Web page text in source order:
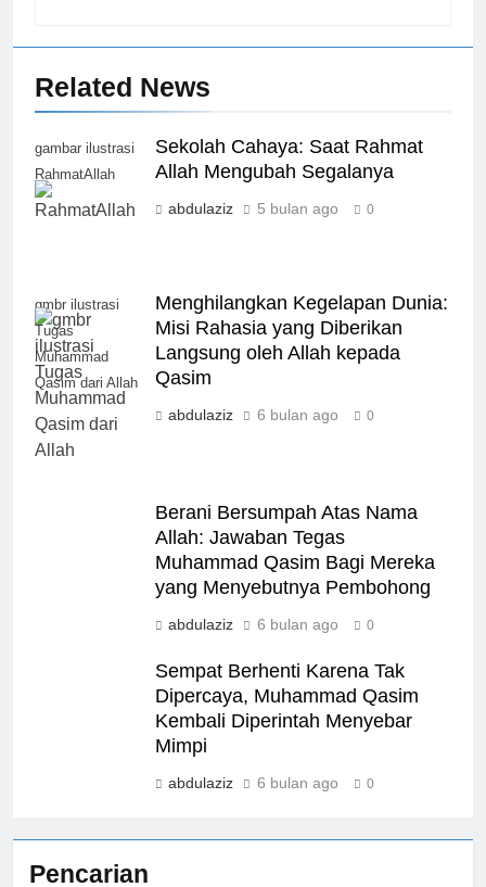
Related News
gambar ilustrasi
RahmatAllah
Sekolah Cahaya: Saat Rahmat
Allah Mengubah Segalanya
abdulaziz 5 bulan ago 0
gmbr ilustrasi
Tugas
Muhammad
Qasim dari Allah
Menghilangkan Kegelapan Dunia:
Misi Rahasia yang Diberikan
Langsung oleh Allah kepada
Qasim
abdulaziz 6 bulan ago 0
Berani Bersumpah Atas Nama
Allah: Jawaban Tegas
Muhammad Qasim Bagi Mereka
yang Menyebutnya Pembohong
abdulaziz 6 bulan ago 0
Sempat Berhenti Karena Tak
Dipercaya, Muhammad Qasim
Kembali Diperintah Menyebar
Mimpi
abdulaziz 6 bulan ago 0
Pencarian